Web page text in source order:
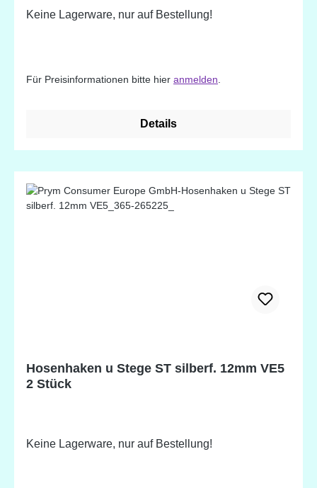
Keine Lagerware, nur auf Bestellung!
Für Preisinformationen bitte hier anmelden
Details
Hosenhaken u Stege ST silberf. 12mm VE5
2 Stück
Keine Lagerware, nur auf Bestellung!